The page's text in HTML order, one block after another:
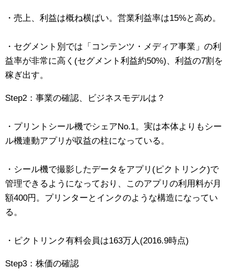
・売上、利益は概ね横ばい。営業利益率は15%と高め。
・セグメント別では「コンテンツ・メディア事業」の利
益率が非常に高く(セグメント利益約50%)、利益の7割を
稼ぎ出す。
Step2：事業の確認、ビジネスモデルは？
・プリントシール機でシェアNo.1。実は本体よりもシー
ル機連動アプリが収益の柱になっている。
・シール機で撮影したデータをアプリ(ピクトリンク)で
管理できるようになっており、このアプリの利用料が月
額400円。プリンターとインクのような構造になってい
る。
・ピクトリンク有料会員は163万人(2016.9時点)
Step3：株価の確認